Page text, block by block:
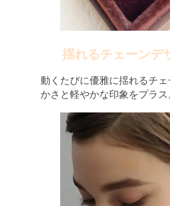
揺れるチェーンデ
動くたびに優雅に揺れるチ
かさと軽やかな印象をプラス